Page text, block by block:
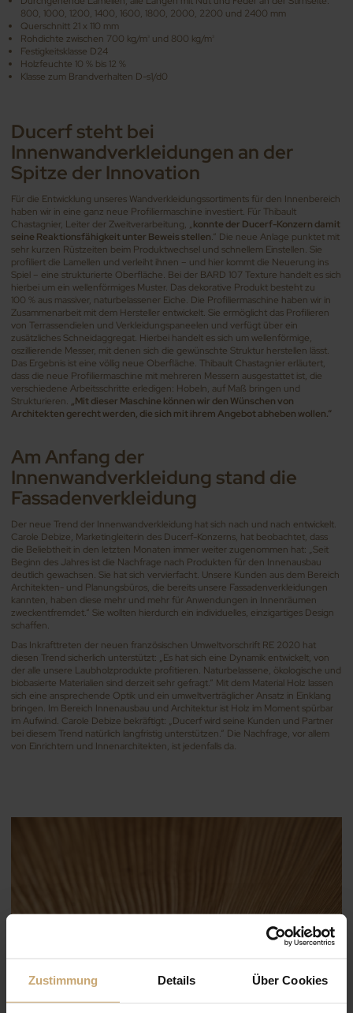
Zustimmung Details Über Cookies
800, 1000, 1200, 1400, 1600, 1800, 2000, 2200 und 2400 mm
Querschnitt 21 x 110 mm
Rohdichte zwischen 700 kg/m und 800 kg/m
Festigkeitsklasse D24
Holzfeuchte 10 % bis 12 %
Klasse zum Brandverhalten D-s1/d0
Ducerf steht bei
Innenwandverkleidungen an der
Spitze der Innovation
Für die Entwicklung unseres Wandverkleidungssortiments für den Innenbereich
haben wir in eine ganz neue Profiliermaschine investiert. Für Thibault
Chastagnier, Leiter der Zweitverarbeitung, „konnte der Ducerf-Konzern damit
seine Reaktionsfähigkeit unter Beweis stellen.“ Die neue Anlage punktet mit
sehr kurzen Rüstzeiten beim Produktwechsel und schnellem Einstellen. Sie
profiliert die Lamellen und verleiht ihnen – und hier kommt die Neuerung ins
Spiel – eine strukturierte Oberfläche. Bei der BARD 107 Texture handelt es sich
hierbei um ein wellenförmiges Muster. Das dekorative Produkt besteht zu
100 % aus massiver, naturbelassener Eiche. Die Profiliermaschine haben wir in
Zusammenarbeit mit dem Hersteller entwickelt. Sie ermöglicht das Profilieren
von Terrassendielen und Verkleidungspaneelen und verfügt über ein
zusätzliches Schneidaggregat. Hierbei handelt es sich um wellenförmige,
oszillierende Messer, mit denen sich die gewünschte Struktur herstellen lässt.
Das Ergebnis ist eine völlig neue Oberfläche. Thibault Chastagnier erläutert,
dass die neue Profiliermaschine mit mehreren Messern ausgestattet ist, die
verschiedene Arbeitsschritte erledigen: Hobeln, auf Maß bringen und
Strukturieren. „Mit dieser Maschine können wir den Wünschen von
Architekten gerecht werden, die sich mit ihrem Angebot abheben wollen.“
Am Anfang der
Innenwandverkleidung stand die
Fassadenverkleidung
Der neue Trend der Innenwandverkleidung hat sich nach und nach entwickelt.
Carole Debize, Marketingleiterin des Ducerf-Konzerns, hat beobachtet, dass
die Beliebtheit in den letzten Monaten immer weiter zugenommen hat: „Seit
Beginn des Jahres ist die Nachfrage nach Produkten für den Innenausbau
deutlich gewachsen. Sie hat sich vervierfacht. Unsere Kunden aus dem Bereich
Architekten- und Planungsbüros, die bereits unsere Fassadenverkleidungen
kannten, haben diese mehr und mehr für Anwendungen in Innenräumen
zweckentfremdet.“ Sie wollten hierdurch ein individuelles, einzigartiges Design
schaffen.
Das Inkrafttreten der neuen französischen Umweltvorschrift RE 2020 hat
diesen Trend sicherlich unterstützt: „Es hat sich eine Dynamik entwickelt, von
der alle unsere Laubholzprodukte profitieren. Naturbelassene, ökologische und
biobasierte Materialien sind derzeit sehr gefragt.“ Mit dem Material Holz lassen
sich eine ansprechende Optik und ein umweltverträglicher Ansatz in Einklang
bringen. Im Bereich Innenausbau und Architektur ist Holz im Moment spürbar
im Aufwind. Carole Debize bekräftigt: „Ducerf wird seine Kunden und Partner
bei diesem Trend natürlich langfristig unterstützen.“ Die Nachfrage, vor allem
von Einrichtern und Innenarchitekten, ist jedenfalls da.